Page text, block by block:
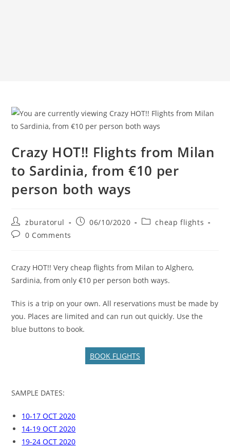
Crazy HOT!! Flights from Milan
to Sardinia, from €10 per
person both ways
Post
author:
zburatorul
Post06/10/2020
Postcheap flights
Post0 Comments
Crazy HOT!! Very cheap flights from Milan to Alghero,
Sardinia, from only €10 per person both ways.
This is a trip on your own. All reservations must be made by
you. Places are limited and can run out quickly. Use the
blue buttons to book.
BOOK FLIGHTS
SAMPLE DATES:
10-17 OCT 2020
14-19 OCT 2020
19-24 OCT 2020